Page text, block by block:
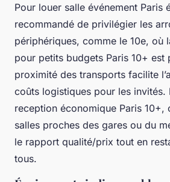
Pour louer salle événement Paris
recommandé de privilégier les
périphériques, comme le 10e, où
pour petits budgets Paris 10+ est
proximité des transports facilite
coûts logistiques pour les invités.
reception économique Paris 10+,
salles proches des gares ou du
le rapport qualité/prix tout en
tous.